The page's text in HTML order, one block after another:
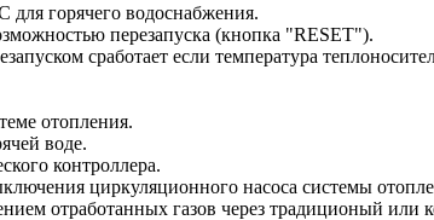
для горячего водоснабжения.
перезапуска (кнопка "RESET").
сработает если температура
отопления.
воде.
контроллера.
циркуляционного насоса системы
отработанных газов через традиционый или